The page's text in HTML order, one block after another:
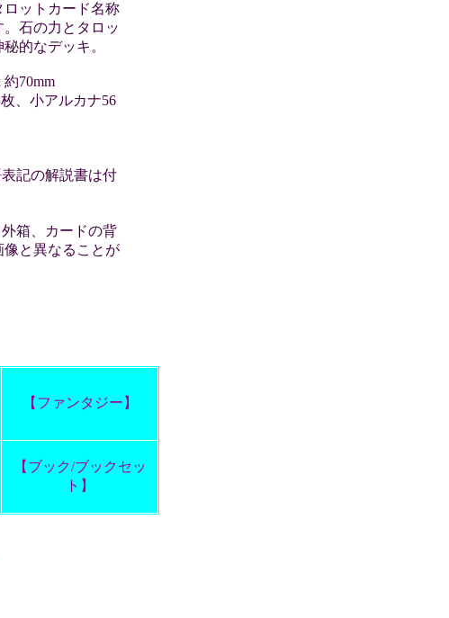
ットカード名称
石の力とタロッ
的なデッキ。
70mm
、小アルカナ56
記の解説書は付
箱、カードの背
と異なることが
【ファンタジー】
【ブック/ブックセッ
ト】